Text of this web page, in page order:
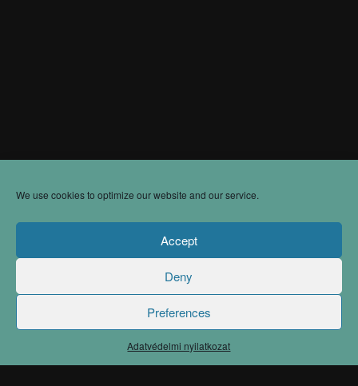
We use cookies to optimize our website and our service.
Accept
Deny
Preferences
Adatvédelmi nyilatkozat